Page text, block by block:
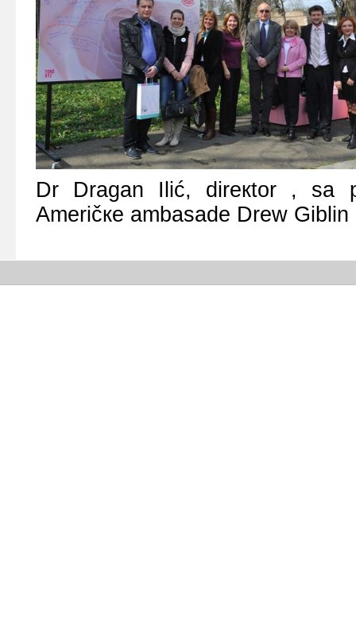
Dr Drаgаn Ilić, dirекtоr , sа
Аmеričке аmbаsаdе Drew Giblin